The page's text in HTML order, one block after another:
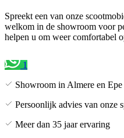
Spreekt een van onze
welkom in de showroom voor
helpen u om weer comfortabel
1
Showroom in Almere en Epe
Persoonlijk advies van onze
Meer dan 35 jaar ervaring